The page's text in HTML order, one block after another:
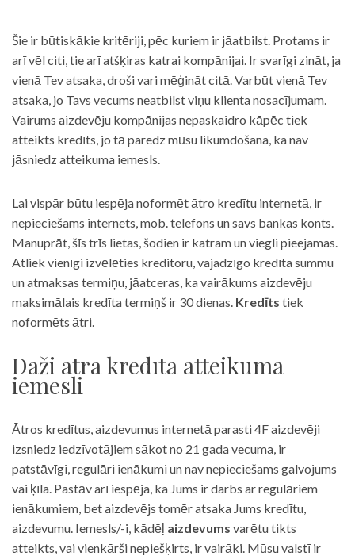
Šie ir būtiskākie kritēriji, pēc kuriem ir jāatbilst. Protams ir
arī vēl citi, tie arī atšķiras katrai kompānijai. Ir svarīgi zināt, ja
vienā Tev atsaka, droši vari mēģināt citā. Varbūt vienā Tev
atsaka, jo Tavs vecums neatbilst viņu klienta nosacījumam.
Vairums aizdevēju kompānijas nepaskaidro kāpēc tiek
atteikts kredīts, jo tā paredz mūsu likumdošana, ka nav
jāsniedz atteikuma iemesls.
Lai vispār būtu iespēja noformēt ātro kredītu internetā, ir
nepieciešams internets, mob. telefons un savs bankas konts.
Manuprāt, šīs trīs lietas, šodien ir katram un viegli pieejamas.
Atliek vienīgi izvēlēties kreditoru, vajadzīgo kredīta summu
un atmaksas termiņu, jāatceras, ka vairākums aizdevēju
maksimālais kredīta termiņš ir 30 dienas. Kredīts tiek
noformēts ātri.
Daži ātrā kredīta atteikuma
iemesli
Ātros kredītus, aizdevumus internetā parasti 4F aizdevēji
izsniedz iedzīvotājiem sākot no 21 gada vecuma, ir
patstāvīgi, regulāri ienākumi un nav nepieciešams galvojums
vai ķīla. Pastāv arī iespēja, ka Jums ir darbs ar regulāriem
ienākumiem, bet aizdevējs tomēr atsaka Jums kredītu,
aizdevumu. Iemesls/-i, kādēļ aizdevums varētu tikts
atteikts, vai vienkārši nepiešķirts, ir vairāki. Mūsu valstī ir